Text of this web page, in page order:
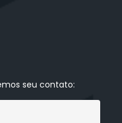
seu contato: